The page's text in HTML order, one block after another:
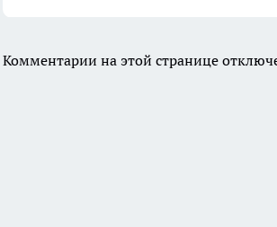
Комментарии на этой странице